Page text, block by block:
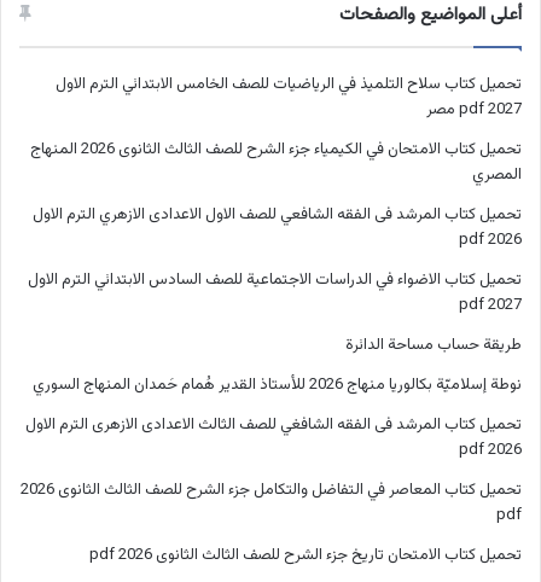
أعلى المواضيع والصفحات
تحميل كتاب سلاح التلميذ في الرياضيات للصف الخامس الابتدائي الترم الاول
2027 pdf مصر
تحميل كتاب الامتحان في الكيمياء جزء الشرح للصف الثالث الثانوى 2026 المنهاج
المصري
تحميل كتاب المرشد فى الفقه الشافعي للصف الاول الاعدادى الازهري الترم الاول
2026 pdf
تحميل كتاب الاضواء في الدراسات الاجتماعية للصف السادس الابتدائي الترم الاول
2027 pdf
طريقة حساب مساحة الدائرة
نوطة إسلاميّة بكالوريا منهاج 2026 للأستاذ القدير هُمام حَمدان المنهاج السوري
تحميل كتاب المرشد فى الفقه الشافغي للصف الثالث الاعدادى الازهرى الترم الاول
2026 pdf
تحميل كتاب المعاصر في التفاضل والتكامل جزء الشرح للصف الثالث الثانوى 2026
pdf
تحميل كتاب الامتحان تاريخ جزء الشرح للصف الثالث الثانوى 2026 pdf